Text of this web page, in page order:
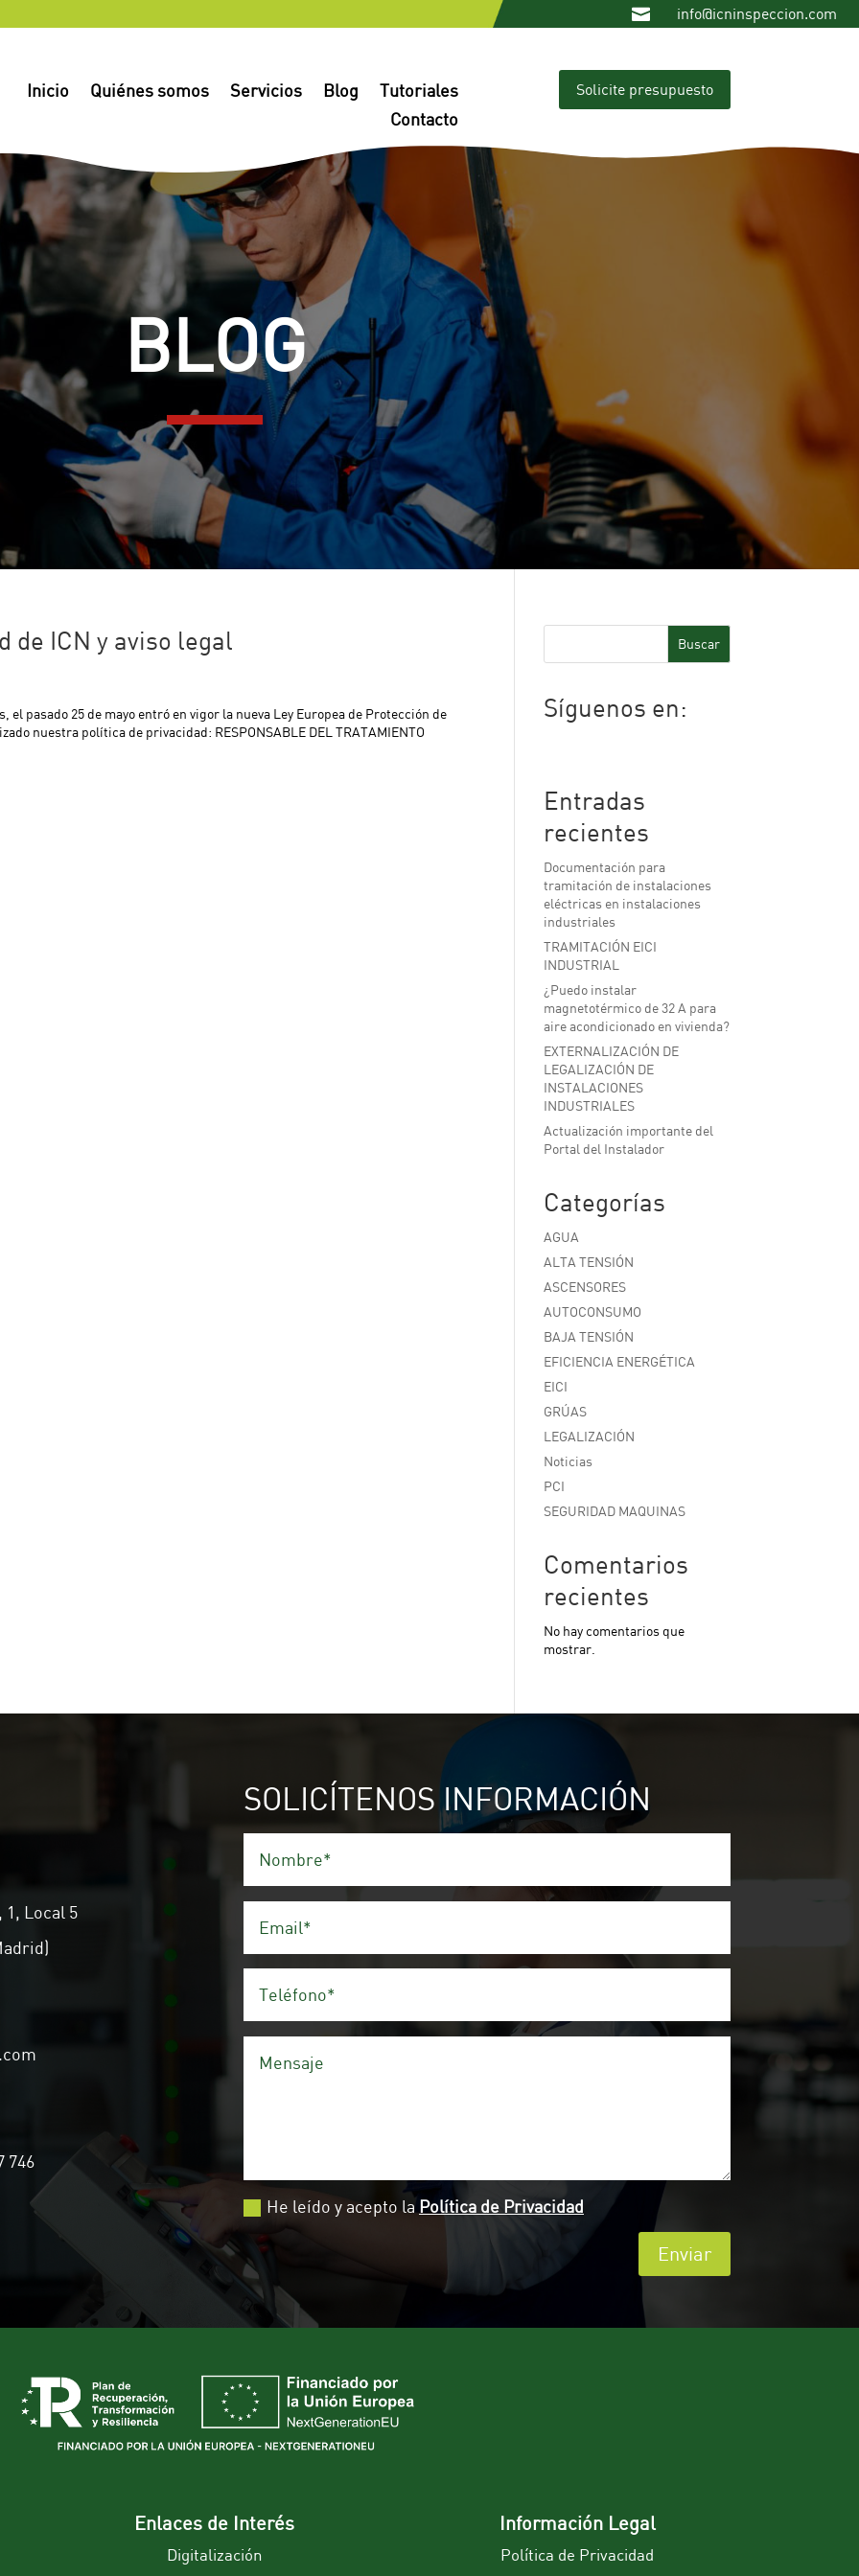
 info@icninspeccion.com
Inicio Quiénes somos Servicios Blog
Tutoriales
Contacto
Solicite presupuesto
BLOG
de ICN y aviso legal
el pasado 25 de mayo entró en vigor la nueva Ley Europea de Protección de
nuestra política de privacidad: RESPONSABLE DEL TRATAMIENTO
Buscar
Síguenos en:
Entradas
recientes
Documentación para
tramitación de instalaciones
eléctricas en instalaciones
industriales
TRAMITACIÓN EICI
INDUSTRIAL
¿Puedo instalar
magnetotérmico de 32 A para
aire acondicionado en vivienda?
EXTERNALIZACIÓN DE
LEGALIZACIÓN DE
INSTALACIONES
INDUSTRIALES
Actualización importante del
Portal del Instalador
Categorías
AGUA
ALTA TENSIÓN
ASCENSORES
AUTOCONSUMO
BAJA TENSIÓN
EFICIENCIA ENERGÉTICA
EICI
GRÚAS
LEGALIZACIÓN
Noticias
PCI
SEGURIDAD MAQUINAS
Comentarios
recientes
No hay comentarios que
mostrar.
Local 5
746
SOLICÍTENOS INFORMACIÓN
He leído y acepto la Política de Privacidad
Enviar
Enlaces de Interés
Digitalización
Información Legal
Política de Privacidad